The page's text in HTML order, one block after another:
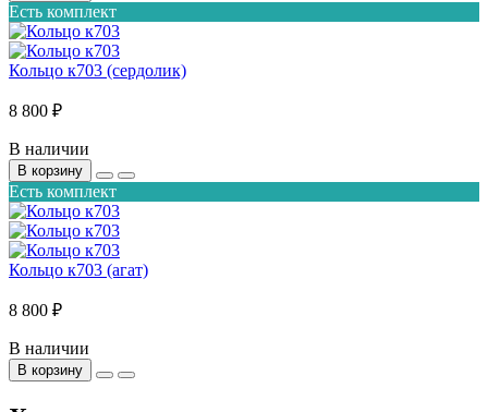
Есть комплект
Кольцо к703 (сердолик)
8 800 ₽
В наличии
В корзину
Есть комплект
Кольцо к703 (агат)
8 800 ₽
В наличии
В корзину